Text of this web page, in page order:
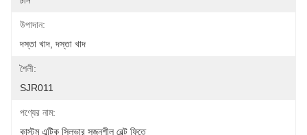
উপাদান:
দস্তা খাদ, দস্তা খাদ
শৈলী:
SJR011
পণ্যের নাম:
কাস্টম এন্টিক সিলভার সৃজনশীল বেল্ট ফিতে